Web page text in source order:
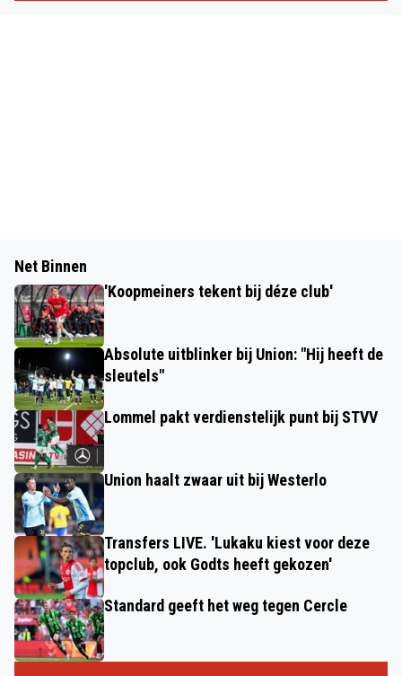
Net Binnen
'Koopmeiners tekent bij déze club'
Absolute uitblinker bij Union: "Hij heeft de
sleutels"
Lommel pakt verdienstelijk punt bij STVV
Union haalt zwaar uit bij Westerlo
Transfers LIVE. 'Lukaku kiest voor deze
topclub, ook Godts heeft gekozen'
Standard geeft het weg tegen Cercle